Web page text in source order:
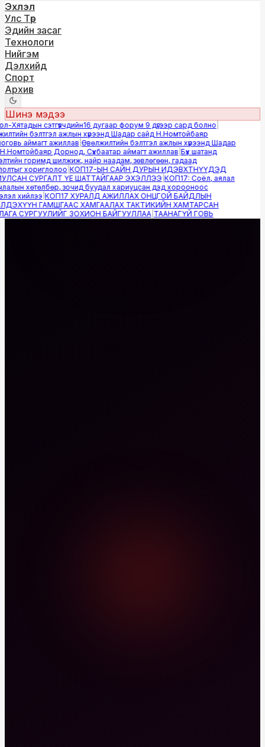
Эхлэл
Улс Төр
Эдийн засаг
Технологи
Нийгэм
Дэлхийд
Спорт
Архив
Шинэ мэдээ
сэтгүүлчдийн16 дугаар форум 9 дүгээр сард болно|
бэлтгэл ажлын хүрээнд Шадар сайд Н.Номтойбаяр
аймагт ажиллав|Өвөлжилтийн бэлтгэл ажлын хүрээнд Шадар
Дорнод, Сүхбаатар аймагт ажиллав|Бүх шатанд
горимд шилжиж, найр наадам, зөвлөгөөн, гадаад
хориглолоо|КОП17-ЫН САЙН ДУРЫН ИДЭВХТНҮҮДЭД
СУРГАЛТ ҮЕ ШАТТАЙГААР ЭХЭЛЛЭЭ|КОП17: Соёл, аялал
хөтөлбөр, зочид буудал хариуцсан дэд хорооноос
хийлээ|КОП17 ХУРАЛД АЖИЛЛАХ ОНЦГОЙ БАЙДЛЫН
ГАМШГААС ХАМГААЛАХ ТАКТИКИЙН ХАМТАРСАН
СУРГУУЛИЙГ ЗОХИОН БАЙГУУЛЛАА|ТААНАГҮЙ ГОВЬ